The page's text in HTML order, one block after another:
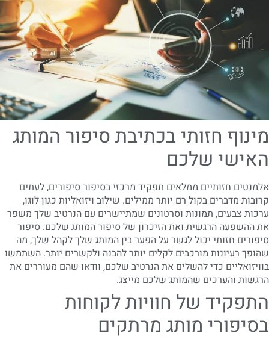
מינוף חזותי בכתיבת סיפור המותג
האישי שלכם
אלמנטים חזותיים ממלאים תפקיד מרכזי בסיפור סיפורים, לעתים
קרובות מדברים בקול רם יותר ממילים. שילוב ויזואליות כגון לוגו,
ערכות צבעים, תמונות וסרטונים שמתיישרים עם הנרטיב שלך משפר
את ההשפעה הרגשית ואת הזיכרון של סיפור המותג שלכם. סיפור
סיפורים חזותי יכול לגשר על הפער בין המותג שלך לקהל שלך, מה
שהופך רעיונות מורכבים לקלים יותר להבנה ולקשרים יותר. השתמשו
בוויזואליים כדי להשלים את הנרטיב שלכם, וודאו שהם מעוררים את
הרגשות והערכים שהמותג שלכם מייצג.
התפקיד של חוויות לקוחות
בסיפורי מותג מרתקים